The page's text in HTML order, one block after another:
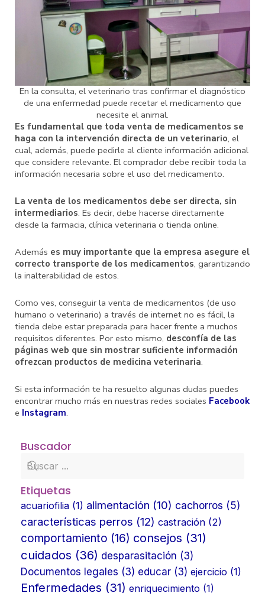
En la consulta, el veterinario tras confirmar el diagnóstico
de una enfermedad puede recetar el medicamento que
necesite el animal.
Es fundamental que toda venta de medicamentos se
haga con la intervención directa de un veterinario, el
cual, además, puede pedirle al cliente información adicional
que considere relevante. El comprador debe recibir toda la
información necesaria sobre el uso del medicamento.
La venta de los medicamentos debe ser directa, sin
intermediarios. Es decir, debe hacerse directamente
desde la farmacia, clínica veterinaria o tienda online.
Además es muy importante que la empresa asegure el
correcto transporte de los medicamentos, garantizando
la inalterabilidad de estos.
Como ves, conseguir la venta de medicamentos (de uso
humano o veterinario) a través de internet no es fácil, la
tienda debe estar preparada para hacer frente a muchos
requisitos diferentes. Por esto mismo, desconfía de las
páginas web que sin mostrar suficiente información
ofrezcan productos de medicina veterinaria.
Si esta información te ha resuelto algunas dudas puedes
encontrar mucho más en nuestras redes sociales Facebook
e Instagram.
Buscador
Etiquetas
acuariofilia (1) alimentación (10) cachorros (5)
características perros (12) castración (2)
comportamiento (16) consejos (31)
cuidados (36) desparasitación (3)
Documentos legales (3) educar (3) ejercicio (1)
Enfermedades (31) enriquecimiento (1)